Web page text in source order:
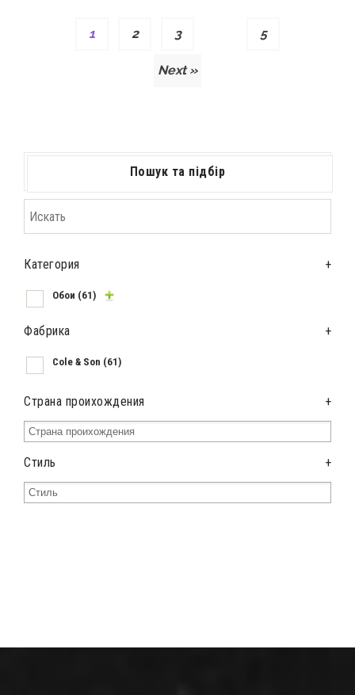
1 2 3 5
Next »
Пошук та підбір
Категория +
Обои (61)
Фабрика +
Cole & Son (61)
Страна проихождения +
Стиль +